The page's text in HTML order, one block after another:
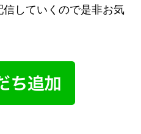
していくので是非お気